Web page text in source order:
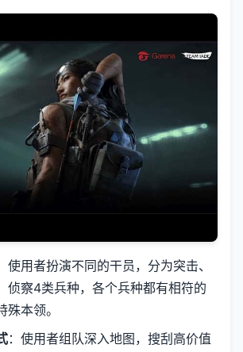
使用者扮演不同的干员，分为突击、
侦察4类兵种，各个兵种都有相符的
本领。
：使用者组队深入地图，搜刮高价值